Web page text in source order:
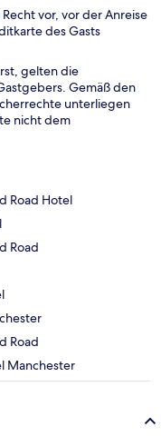
vor, vor der Anreise
des Gasts
gelten die
Gemäß den
unterliegen
nicht dem
Road Hotel
Road
Road
Manchester